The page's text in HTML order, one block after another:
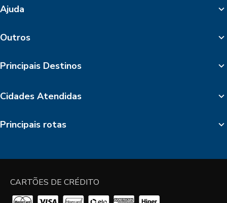
Ajuda
Outros
Principais Destinos
Cidades Atendidas
Principais rotas
CARTÕES DE CRÉDITO